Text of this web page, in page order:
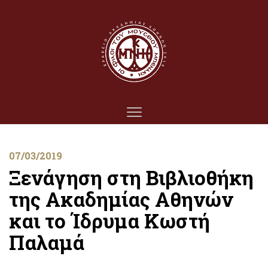
07/03/2019
Ξενάγηση στη Βιβλιοθήκη
της Ακαδημίας Αθηνών
και το Ίδρυμα Κωστή
Παλαμά